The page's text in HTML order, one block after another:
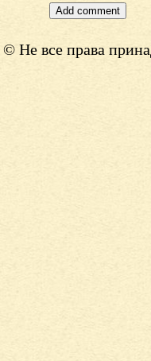
© Не все права